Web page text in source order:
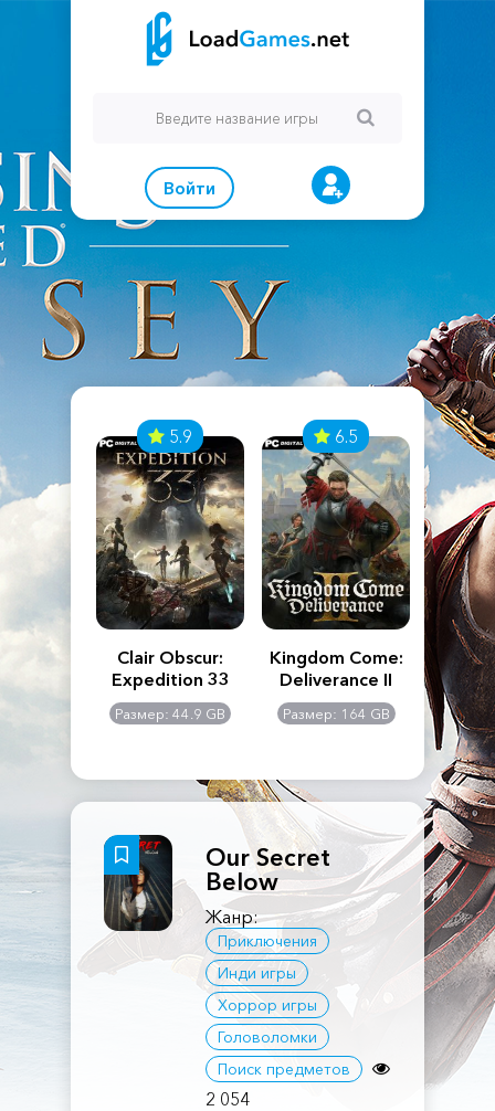
Войти
Creed
5.9
Clair Obscur:
Expedition 33
Размер: 44.9 GB
6.5
Kingdom Come:
Deliverance II
Размер: 164 GB
The
Our Secret
Below
Жанр:
Приключения
Инди игры
Хоррор игры
Головоломки
Поиск предметов
2 054